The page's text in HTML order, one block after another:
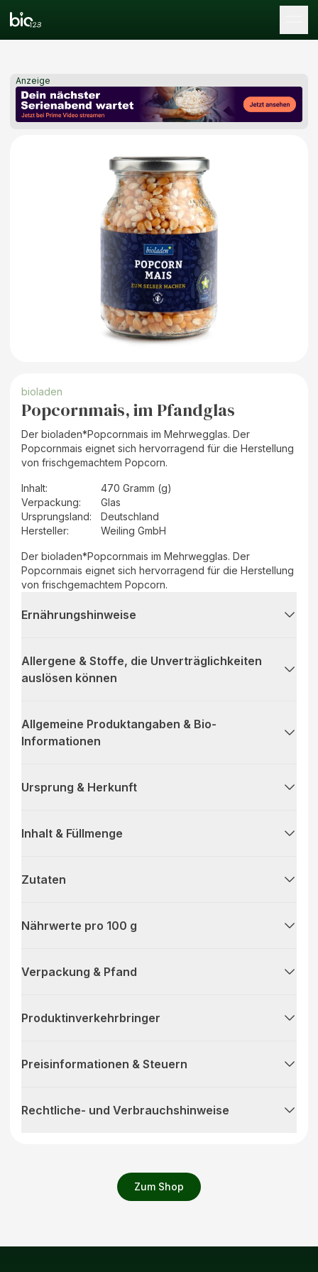
Anzeige
Zum Shop
bioladen
Popcornmais, im Pfandglas
Der bioladen*Popcornmais im Mehrwegglas. Der
Popcornmais eignet sich hervorragend für die Herstellung
von frischgemachtem Popcorn.
Inhalt:
470 Gramm (g)
Verpackung:
Glas
Ursprungsland:
Deutschland
Hersteller: Weiling GmbH
Der bioladen*Popcornmais im Mehrwegglas. Der
Popcornmais eignet sich hervorragend für die Herstellung
von frischgemachtem Popcorn.
Ernährungshinweise
Allergene & Stoffe, die Unverträglichkeiten
auslösen können
Allgemeine Produktangaben & Bio-
Informationen
Ursprung & Herkunft
Inhalt & Füllmenge
Zutaten
Nährwerte pro 100 g
Verpackung & Pfand
Produktinverkehrbringer
Preisinformationen & Steuern
Rechtliche- und Verbrauchshinweise